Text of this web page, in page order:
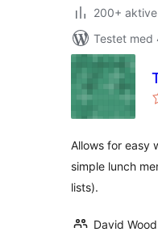
200+
Testet med
Allows for easy
simple lunch
lists).
David Wood